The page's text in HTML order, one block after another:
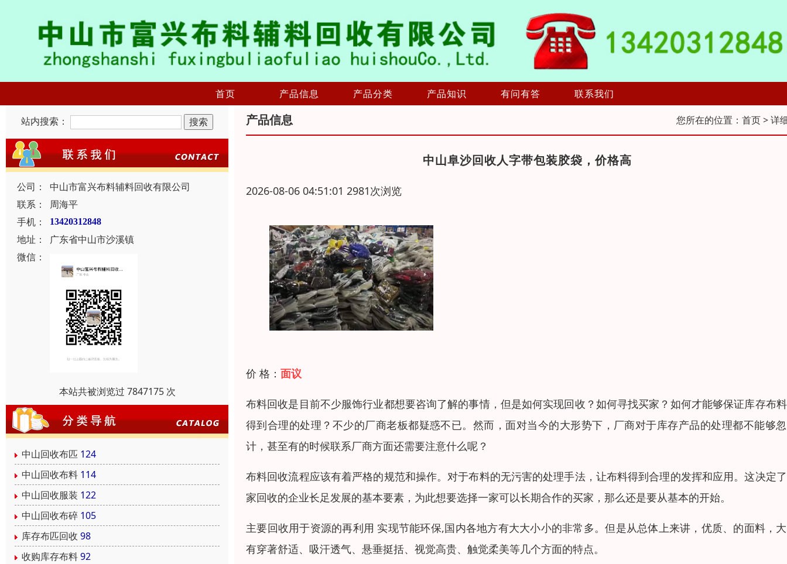
首页 产品信息 产品分类 产品知识 有问有答 联系我们
站内搜索：
公司：
中山市富兴布料辅料回收有限公司
联系：
周海平
手机：
13420312848
地址：
广东省中山市沙溪镇
微信：
本站共被浏览过 7847175 次
中山回收布匹 124
中山回收布料 114
中山回收服装 122
中山回收布碎 105
库存布匹回收 98
收购库存布料92
产品信息 您所在的位置： 首页> 详
中山阜沙回收人字带包装胶袋，价格高
2026-08-06 04:51:01 2981次浏览
价 格： 面议
布料回收是目前不少服饰行业都想要咨询了解的事情，但是如何实现回收？如何寻找买家？如何才能够保证库存布
得到合理的处理？不少的厂商老板都疑惑不已。然而，面对当今的大形势下，厂商对于库存产品的处理都不能够
计，甚至有的时候联系厂商方面还需要注意什么呢？
布料回收流程应该有着严格的规范和操作。对于布料的无污害的处理手法，让布料得到合理的发挥和应用。这决定
家回收的企业长足发展的基本要素，为此想要选择一家可以长期合作的买家，那么还是要从基本的开始。
主要回收用于资源的再利用 实现节能环保,国内各地方有大大小小的非常多。但是从总体上来讲，优质、的面料，
有穿著舒适、吸汗透气、悬垂挺括、视觉高贵、触觉柔美等几个方面的特点。